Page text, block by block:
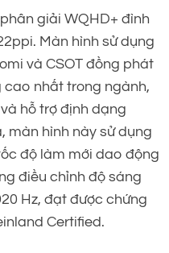
giải WQHD+ đình
Màn hình sử dụng
và CSOT đồng phát
nhất trong ngành,
hỗ trợ định dạng
màn hình này sử dụng
độ làm mới dao động
điều chỉnh độ sáng
Hz, đạt được chứng
Certified.